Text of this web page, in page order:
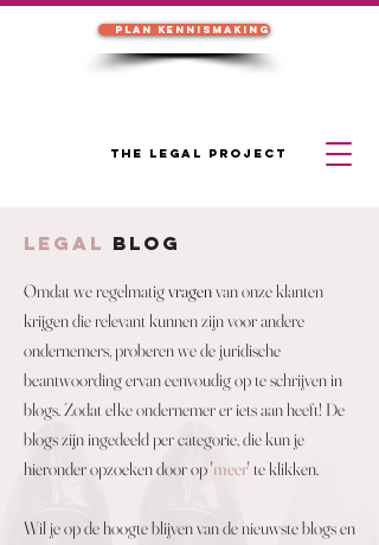
THE LEGAL PROJECT
Plan kennismaking
legal BLOG
Omdat we regelmatigvragenvan onze klanten
krijgen die relevant kunnen zijn voor andere
ondernemers, proberen we de juridische
beantwoording ervan eenvoudig op te schrijven in
blogs. Zodat elke ondernemer er iets aan heeft! De
blogs zijn ingedeeld per categorie, die kun je
hieronder opzoeken door op 'meer' te klikken.
Wil je op de hoogte blijven van de nieuwste blogs en